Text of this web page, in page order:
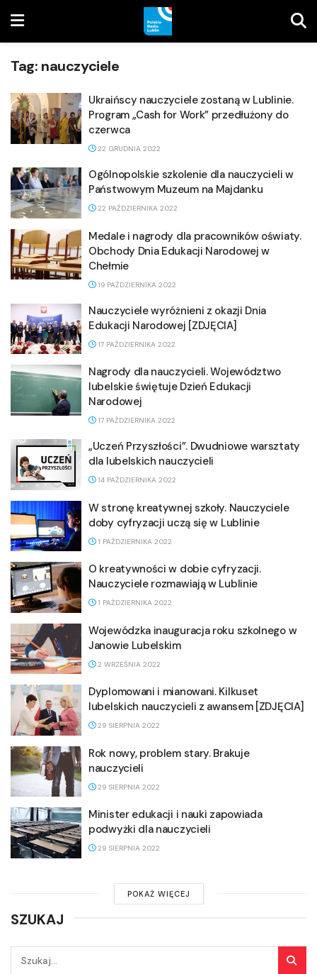
Tag: nauczyciele
Ukraińscy nauczyciele zostaną w Lublinie.
Program „Cash for Work” przedłużony do
czerwca
22 GRUDNIA 2022
Ogólnopolskie szkolenie dla nauczycieli w
Państwowym Muzeum na Majdanku
22 PAŹDZIERNIKA 2022
Medale i nagrody dla pracowników oświaty.
Obchody Dnia Edukacji Narodowej w
Chełmie
19 PAŹDZIERNIKA 2022
Nauczyciele wyróżnieni z okazji Dnia
Edukacji Narodowej [ZDJĘCIA]
17 PAŹDZIERNIKA 2022
Nagrody dla nauczycieli. Województwo
lubelskie świętuje Dzień Edukacji
Narodowej
17 PAŹDZIERNIKA 2022
„Uczeń Przyszłości”. Dwudniowe warsztaty
dla lubelskich nauczycieli
14 PAŹDZIERNIKA 2022
W stronę kreatywnej szkoły. Nauczyciele
doby cyfryzacji uczą się w Lublinie
1 PAŹDZIERNIKA 2022
O kreatywności w dobie cyfryzacji.
Nauczyciele rozmawiają w Lublinie
1 PAŹDZIERNIKA 2022
Wojewódzka inauguracja roku szkolnego w
Janowie Lubelskim
2 WRZEŚNIA 2022
Dyplomowani i mianowani. Kilkuset
lubelskich nauczycieli z awansem [ZDJĘCIA]
29 SIERPNIA 2022
Rok nowy, problem stary. Brakuje
nauczycieli
29 SIERPNIA 2022
Minister edukacji i nauki zapowiada
podwyżki dla nauczycieli
29 SIERPNIA 2022
POKAŻ WIĘCEJ
SZUKAJ